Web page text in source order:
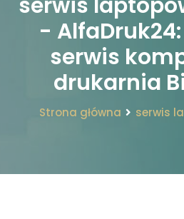
-
serwis
drukarnia
Strona główna serwis